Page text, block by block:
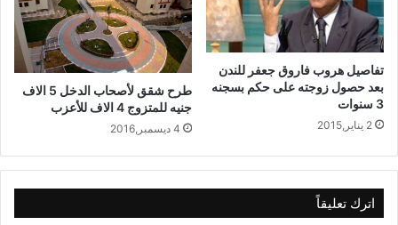
تفاصيل هروب فاروق جعفر للندن
بعد حصول زوجته على حكم بسجنه
3 سنوات
2 يناير,2015
طرح شقق لأصحاب الدخل 5 الاف
جنيه للمتزوج 4 الاف للأعزب
4 ديسمبر,2016
اترك تعليقاً